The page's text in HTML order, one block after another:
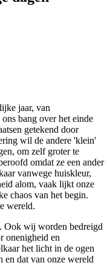
jaar, van
bang over het einde
getekend door
wil de andere 'klein'
om zelf groter te
omdat ze een ander
vanwege huiskleur,
alom, vaak lijkt onze
chaos van het begin.
wereld.
Ook wij worden bedreigd
onenigheid en
het licht in de ogen
en dat van onze wereld